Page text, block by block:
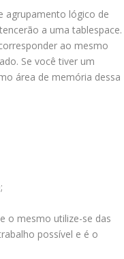
agrupamento lógico de
a uma tablespace.
ao mesmo
Se você tiver um
área de memória dessa
o mesmo utilize-se das
possível e é o